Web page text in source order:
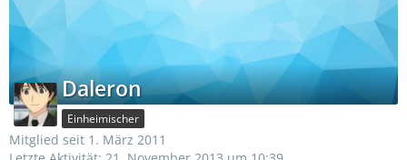
Daleron
Einheimischer
Mitglied seit 1. März 2011